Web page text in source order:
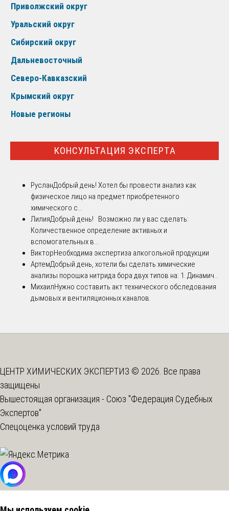
Приволжский округ
Уральский округ
Сибирский округ
Дальневосточный
Северо-Кавказский
Крымский округ
Новые регионы
КОНСУЛЬТАЦИЯ ЭКСПЕРТА
РусланДобрый день! Хотел бы провести анализ как
физическое лицо на предмет приобретенного
химического с...
ЛилияДобрый день! Возможно ли у вас сделать:
Количественное определение активных и
вспомогательных в...
ВикторНеобходима экспертиза алкогольной продукции
АртемДобрый день, хотели бы сделать химические
анализы порошка нитрида бора двух типов на: 1. Динамич...
МихаилНужно составить акт технического обследования
дымовых и вентиляционных каналов.
ЦЕНТР ХИМИЧЕСКИХ ЭКСПЕРТИЗ © 2026. Все права
защищены
Вышестоящая организация - Союз "Федерация Судебных
Экспертов"
Спецоценка условий труда